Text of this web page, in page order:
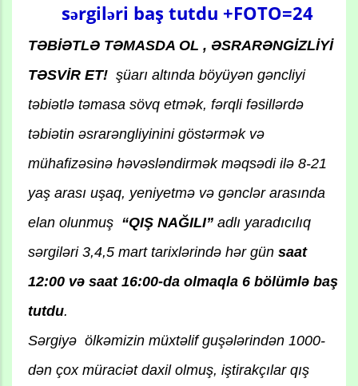
sərgiləri baş tutdu +FOTO=24
TƏBİƏTLƏ TƏMASDA OL , ƏSRARƏNGİZLİYİ
TƏSVİR ET! şüarı altında böyüyən gəncliyi
təbiətlə təmasa sövq etmək, fərqli fəsillərdə
təbiətin əsrarəngliyinini göstərmək və
mühafizəsinə həvəsləndirmək məqsədi ilə 8-21
yaş arası uşaq, yeniyetmə və gənclər arasında
elan olunmuş “QIŞ NAĞILI” adlı yaradıcılıq
sərgiləri 3,4,5 mart tarixlərində hər gün saat
12:00 və saat 16:00-da olmaqla 6 bölümlə baş
tutdu.
Sərgiyə ölkəmizin müxtəlif guşələrindən 1000-
dən çox müraciət daxil olmuş, iştirakçılar qış